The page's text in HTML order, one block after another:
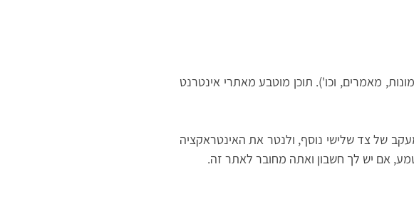
מאמרים, וכו'). תוכן מוטבע מאתרי אינטרנט
של צד שלישי נוסף, ולנטר את האינטראקציה
אם יש לך חשבון ואתה מחובר לאתר זה.